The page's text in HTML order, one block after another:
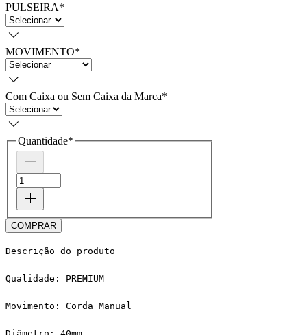
PULSEIRA*
MOVIMENTO*
Com Caixa ou Sem Caixa da Marca*
Quantidade*
COMPRAR
Descrição do produto
Qualidade: PREMIUM
Movimento: Corda Manual